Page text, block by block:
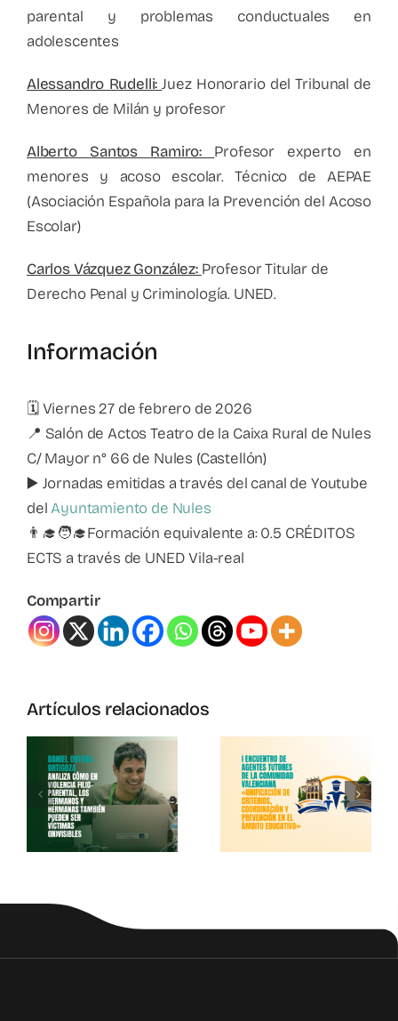
parental y problemas conductuales en
adolescentes
Alessandro Rudelli:Juez Honorario del Tribunal de
Menores de Milán y profesor
Alberto Santos Ramiro: Profesor experto en
menores y acoso escolar. Técnico de AEPAE
(Asociación Española para la Prevención del Acoso
Escolar)
Carlos Vázquez González: Profesor Titular de
Derecho Penal y Criminología. UNED.
Información
🗓️ Viernes 27 de febrero de 2026
📍 Salón de Actos Teatro de la Caixa Rural de Nules
C/ Mayor n° 66 de Nules (Castellón)
▶️ Jornadas emitidas a través del canal de Youtube
delAyuntamiento de Nules
👨‍🎓🧑‍🎓Formación equivalente a: 0.5 CRÉDITOS
ECTS a través de UNED Vila-real
Compartir
Artículos relacionados
I
Encuentro
De
Agentes
Tutores De
La
Valenciana
Incendios
En España